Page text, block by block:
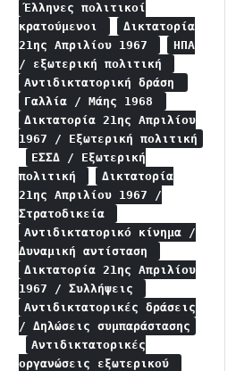
Έλληνες πολιτικοί
κρατούμενοι
Δικτατορία
21ης Απριλίου 1967
ΗΠΑ
/ εξωτερική πολιτική
Αντιδικτατορική δράση
Γαλλία / Μάης 1968
Δικτατορία 21ης Απριλίου
1967 / Εξωτερική πολιτική
ΕΣΣΔ / Εξωτερική
πολιτική
Δικτατορία
21ης Απριλίου 1967 /
Στρατοδικεία
Αντιδικτατορικό κίνημα /
Δυναμική αντίσταση
Δικτατορία 21ης Απριλίου
1967 / Συλλήψεις
Αντιδικτατορικές δράσεις
/ Δηλώσεις συμπαράστασης
Αντιδικτατορικές
οργανώσεις εξωτερικού